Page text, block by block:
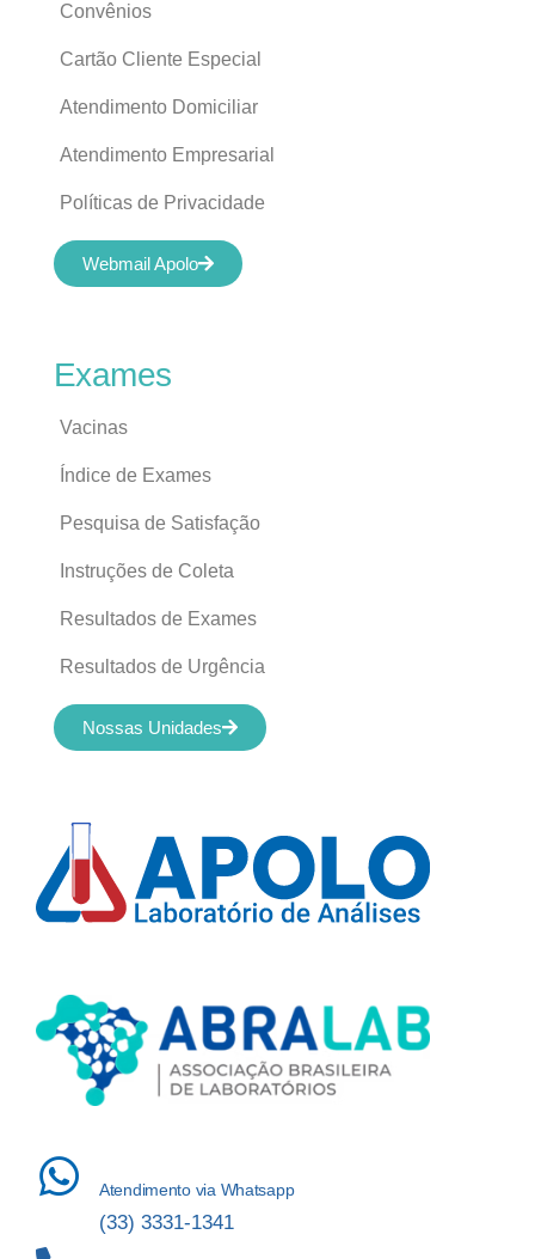
Atendimento via Whatsapp
(33) 3331-1341
Exames
Vacinas
Índice de Exames
Pesquisa de Satisfação
Instruções de Coleta
Resultados de Exames
Resultados de Urgência
Nossas Unidades
Convênios
Cartão Cliente Especial
Atendimento Domiciliar
Atendimento Empresarial
Políticas de Privacidade
Webmail Apolo